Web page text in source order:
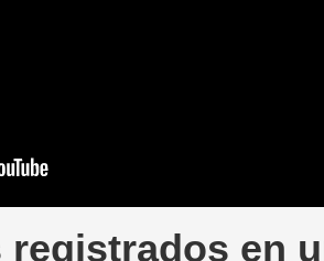
en